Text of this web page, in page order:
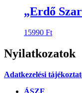
„Erdő
15990 Ft
Nyilatkozatok
Adatkezelési
ÁSZF